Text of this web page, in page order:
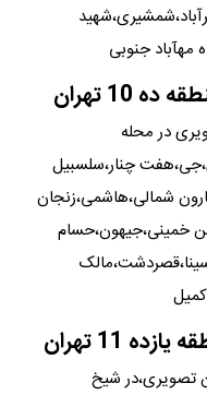
مهآباد جنوبی
تهران
در محله
چنار،سلسبیل
شمالی،هاشمی،زنجان
خمینی،جیهون،حسام
11 تهران
شیخ